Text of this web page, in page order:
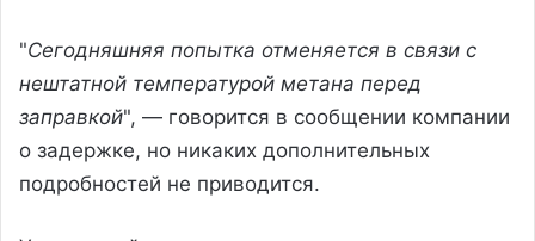
"Сегодняшняя попытка отменяется в связи с
нештатной температурой метана перед
заправкой", — говорится в сообщении компании
о задержке, но никаких дополнительных
подробностей не приводится.